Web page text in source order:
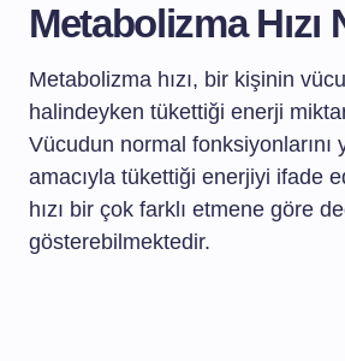
Metabolizma Hızı
Metabolizma hızı, bir kişinin
halindeyken tükettiği enerji
Vücudun normal fonksiyonlarını
amacıyla tükettiği enerjiyi ifade
hızı bir çok farklı etmene göre
gösterebilmektedir.